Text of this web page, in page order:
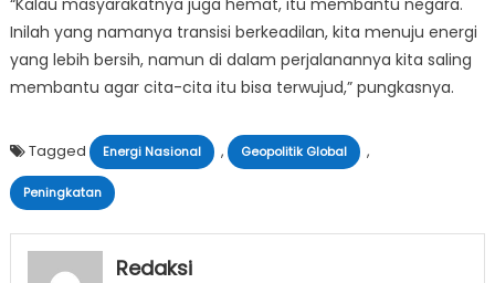
“Kalau masyarakatnya juga hemat, itu membantu negara.
Inilah yang namanya transisi berkeadilan, kita menuju energi
yang lebih bersih, namun di dalam perjalanannya kita saling
membantu agar cita-cita itu bisa terwujud,” pungkasnya.
Tagged Energi Nasional , Geopolitik Global ,
Peningkatan
Redaksi